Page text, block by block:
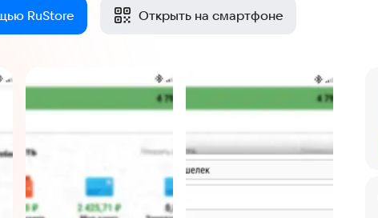
RuStore Открыть на смартфоне